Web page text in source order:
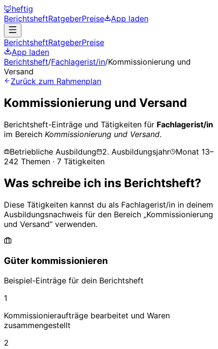
🦊heftig
BerichtsheftRatgeberPreise App laden
BerichtsheftRatgeberPreise
App laden
Berichtsheft/Fachlagerist/in/Kommissionierung und
Versand
Zurück zum Rahmenplan
Kommissionierung und Versand
Berichtsheft-Einträge und Tätigkeiten für Fachlagerist/in
im Bereich Kommissionierung und Versand.
Betriebliche Ausbildung
2. Ausbildungsjahr Monat 13–
242 Themen · 7 Tätigkeiten
Was schreibe ich ins Berichtsheft?
Diese Tätigkeiten kannst du als Fachlagerist/in in deinem
Ausbildungsnachweis für den Bereich „Kommissionierung
und Versand“ verwenden.
Güter kommissionieren
Beispiel-Einträge für dein Berichtsheft
1
Kommissionieraufträge bearbeitet und Waren
zusammengestellt
2